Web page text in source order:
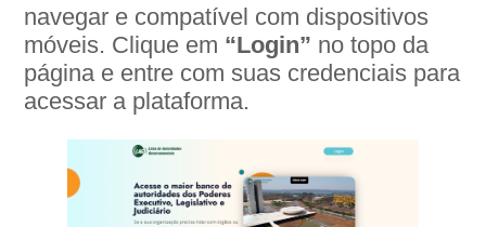
navegar e compatível com dispositivos
móveis. Clique em “Login” no topo da
página e entre com suas credenciais para
acessar a plataforma.